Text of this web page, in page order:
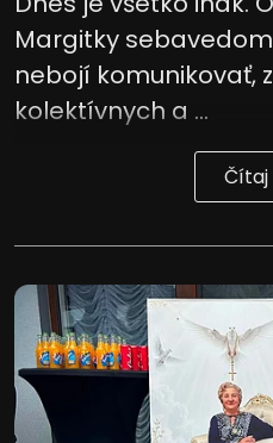
Margitky
nebojí komunikovať,
kolektívnych a ...
Čítaj